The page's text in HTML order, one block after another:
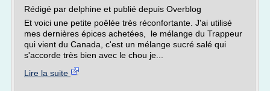
Rédigé par delphine et publié depuis Overblog
Et voici une petite poêlée très réconfortante. J'ai utilisé
mes dernières épices achetées, le mélange du Trappeur
qui vient du Canada, c'est un mélange sucré salé qui
s'accorde très bien avec le chou je...
Lire la suite